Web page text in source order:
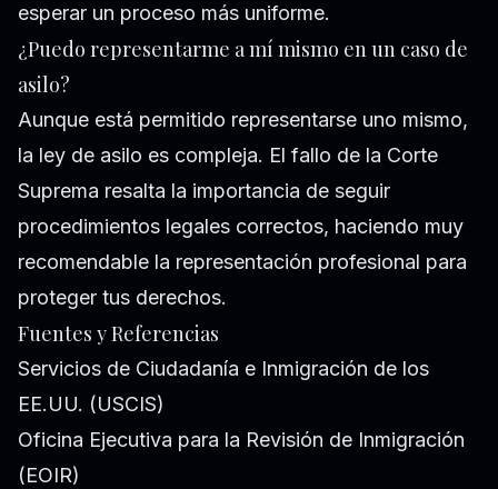
esperar un proceso más uniforme.
¿Puedo representarme a mí mismo en un caso de
asilo?
Aunque está permitido representarse uno mismo,
la ley de asilo es compleja. El fallo de la Corte
Suprema resalta la importancia de seguir
procedimientos legales correctos, haciendo muy
recomendable la representación profesional para
proteger tus derechos.
Fuentes y Referencias
Servicios de Ciudadanía e Inmigración de los
EE.UU. (USCIS)
Oficina Ejecutiva para la Revisión de Inmigración
(EOIR)